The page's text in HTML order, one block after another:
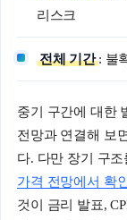
리스크
전체 기간: 불
중기 구간에 대한
전망과 연결해 보
다. 다만 장기 구
가격 전망에서 확
것이 금리 발표,